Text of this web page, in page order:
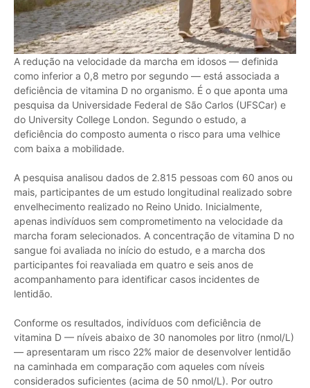
A redução na velocidade da marcha em idosos — definida
como inferior a 0,8 metro por segundo — está associada a
deficiência de vitamina D no organismo. É o que aponta uma
pesquisa da Universidade Federal de São Carlos (UFSCar) e
do University College London. Segundo o estudo, a
deficiência do composto aumenta o risco para uma velhice
com baixa a mobilidade.
A pesquisa analisou dados de 2.815 pessoas com 60 anos ou
mais, participantes de um estudo longitudinal realizado sobre
envelhecimento realizado no Reino Unido. Inicialmente,
apenas indivíduos sem comprometimento na velocidade da
marcha foram selecionados. A concentração de vitamina D no
sangue foi avaliada no início do estudo, e a marcha dos
participantes foi reavaliada em quatro e seis anos de
acompanhamento para identificar casos incidentes de
lentidão.
Conforme os resultados, indivíduos com deficiência de
vitamina D — níveis abaixo de 30 nanomoles por litro (nmol/L)
— apresentaram um risco 22% maior de desenvolver lentidão
na caminhada em comparação com aqueles com níveis
considerados suficientes (acima de 50 nmol/L). Por outro